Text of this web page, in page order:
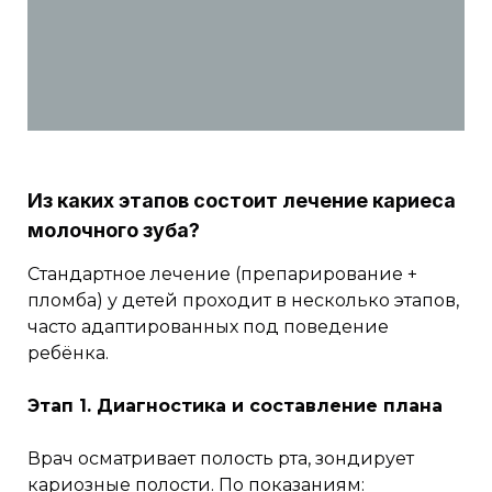
Из каких этапов состоит лечение кариеса
молочного зуба?
Стандартное лечение (препарирование +
пломба) у детей проходит в несколько этапов,
часто адаптированных под поведение
ребёнка.
Этап 1. Диагностика и составление плана
Врач осматривает полость рта, зондирует
кариозные полости. По показаниям: